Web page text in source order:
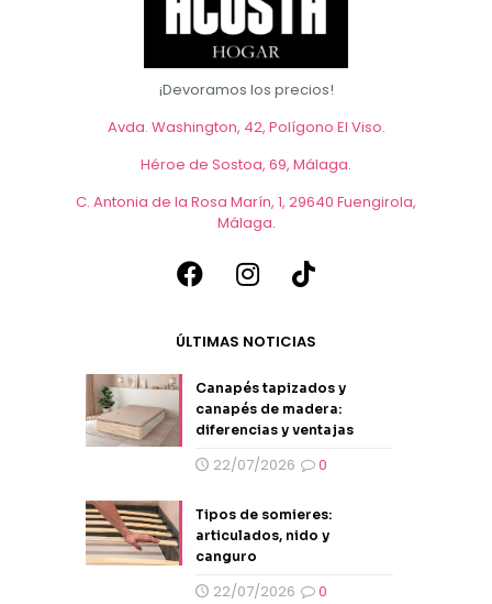
página
producto
¡Devoramos los precios!
Avda. Washington, 42, Polígono El Viso.
Héroe de Sostoa, 69, Málaga.
C. Antonia de la Rosa Marín, 1, 29640 Fuengirola,
Málaga.
ÚLTIMAS NOTICIAS
Canapés tapizados y
canapés de madera:
diferencias y ventajas
22/07/2026 0
Tipos de somieres:
articulados, nido y
canguro
22/07/2026 0